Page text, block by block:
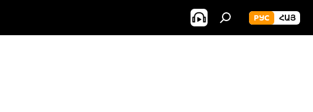
РУС ՀԱՅ